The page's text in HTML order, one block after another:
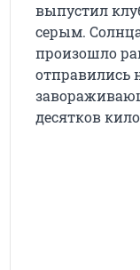
выпустил
серым.
произошло
отправились
десятков